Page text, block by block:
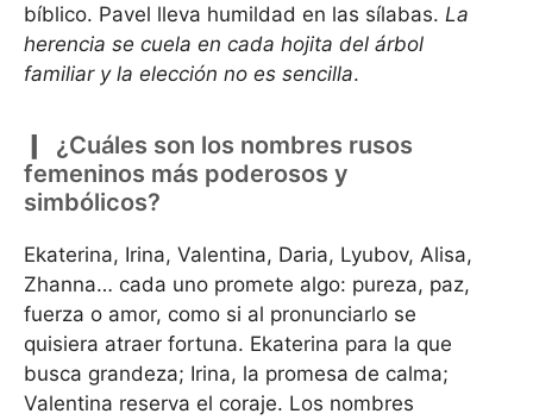
bíblico. Pavel lleva humildad en las sílabas. La
herencia se cuela en cada hojita del árbol
familiar y la elección no es sencilla.
¿Cuáles son los nombres rusos
femeninos más poderosos y
simbólicos?
Ekaterina, Irina, Valentina, Daria, Lyubov, Alisa,
Zhanna… cada uno promete algo: pureza, paz,
fuerza o amor, como si al pronunciarlo se
quisiera atraer fortuna. Ekaterina para la que
busca grandeza; Irina, la promesa de calma;
Valentina reserva el coraje. Los nombres